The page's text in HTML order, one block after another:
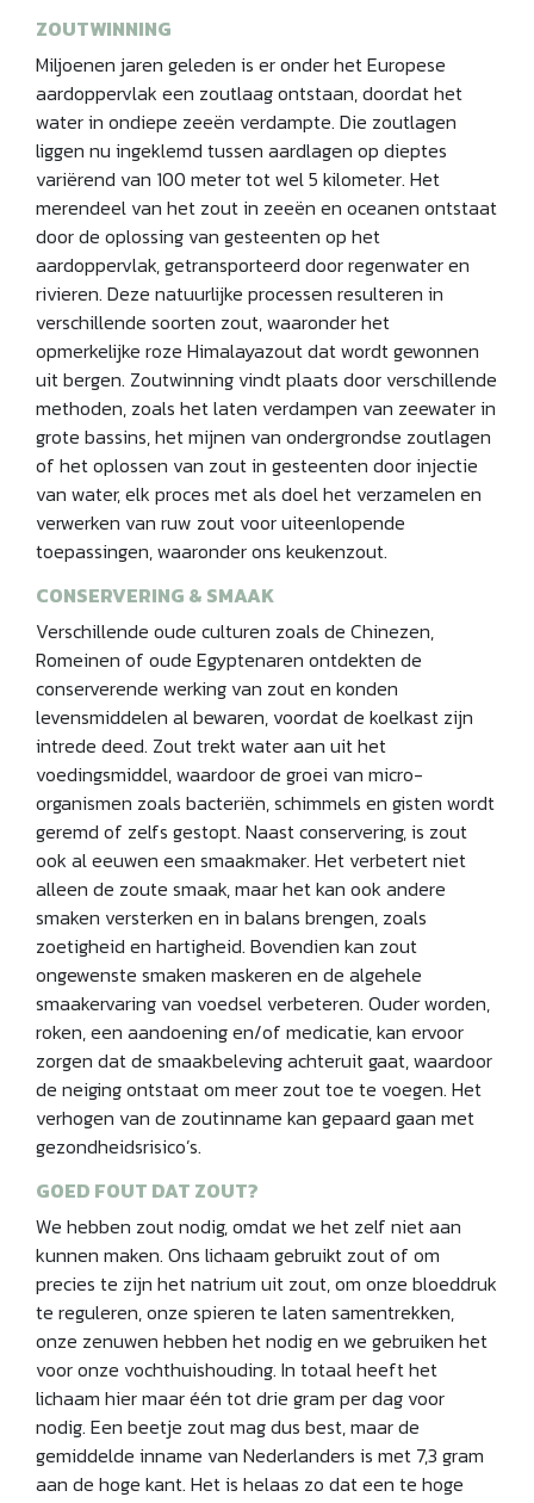
ZOUTWINNING
Miljoenen jaren geleden is er onder het Europese
aardoppervlak een zoutlaag ontstaan, doordat het
water in ondiepe zeeën verdampte. Die zoutlagen
liggen nu ingeklemd tussen aardlagen op dieptes
variërend van 100 meter tot wel 5 kilometer. Het
merendeel van het zout in zeeën en oceanen ontstaat
door de oplossing van gesteenten op het
aardoppervlak, getransporteerd door regenwater en
rivieren. Deze natuurlijke processen resulteren in
verschillende soorten zout, waaronder het
opmerkelijke roze Himalayazout dat wordt gewonnen
uit bergen. Zoutwinning vindt plaats door verschillende
methoden, zoals het laten verdampen van zeewater in
grote bassins, het mijnen van ondergrondse zoutlagen
of het oplossen van zout in gesteenten door injectie
van water, elk proces met als doel het verzamelen en
verwerken van ruw zout voor uiteenlopende
toepassingen, waaronder ons keukenzout.
CONSERVERING & SMAAK
Verschillende oude culturen zoals de Chinezen,
Romeinen of oude Egyptenaren ontdekten de
conserverende werking van zout en konden
levensmiddelen al bewaren, voordat de koelkast zijn
intrede deed. Zout trekt water aan uit het
voedingsmiddel, waardoor de groei van micro-
organismen zoals bacteriën, schimmels en gisten wordt
geremd of zelfs gestopt. Naast conservering, is zout
ook al eeuwen een smaakmaker. Het verbetert niet
alleen de zoute smaak, maar het kan ook andere
smaken versterken en in balans brengen, zoals
zoetigheid en hartigheid. Bovendien kan zout
ongewenste smaken maskeren en de algehele
smaakervaring van voedsel verbeteren. Ouder worden,
roken, een aandoening en/of medicatie, kan ervoor
zorgen dat de smaakbeleving achteruit gaat, waardoor
de neiging ontstaat om meer zout toe te voegen. Het
verhogen van de zoutinname kan gepaard gaan met
gezondheidsrisico’s.
GOED FOUT DAT ZOUT?
We hebben zout nodig, omdat we het zelf niet aan
kunnen maken. Ons lichaam gebruikt zout of om
precies te zijn het natrium uit zout, om onze bloeddruk
te reguleren, onze spieren te laten samentrekken,
onze zenuwen hebben het nodig en we gebruiken het
voor onze vochthuishouding. In totaal heeft het
lichaam hier maar één tot drie gram per dag voor
nodig. Een beetje zout mag dus best, maar de
gemiddelde inname van Nederlanders is met 7,3 gram
aan de hoge kant. Het is helaas zo dat een te hoge